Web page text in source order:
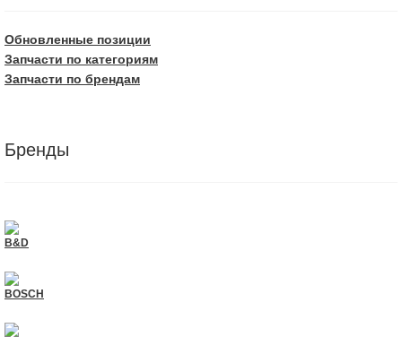
Обновленные позиции
Запчасти по категориям
Запчасти по брендам
Бренды
B&D
BOSCH